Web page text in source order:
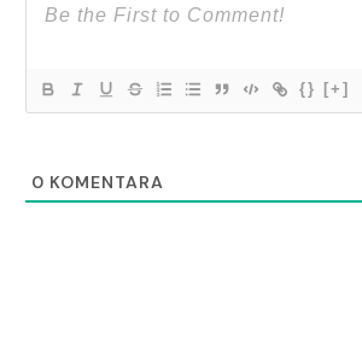
{} [+]
0 KOMENTARA